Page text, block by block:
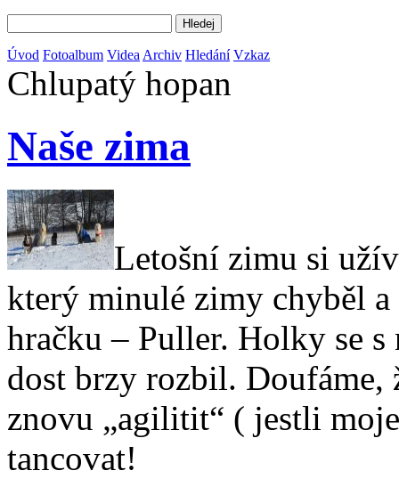
Úvod Fotoalbum Videa Archiv Hledání Vzkaz
Chlupatý hopan
Naše zima
Letošní zimu si
který minulé zimy chyběl
hračku – Puller. Holky se
dost brzy rozbil. Doufáme,
znovu „agilitit“ ( jestli
tancovat!